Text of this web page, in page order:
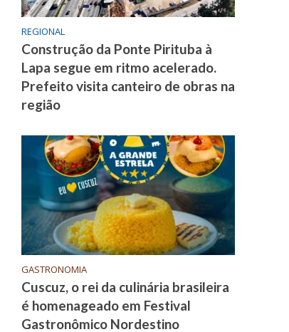
REGIONAL
Construção da Ponte Pirituba à
Lapa segue em ritmo acelerado.
Prefeito visita canteiro de obras na
região
GASTRONOMIA
Cuscuz, o rei da culinária brasileira
é homenageado em Festival
Gastronômico Nordestino